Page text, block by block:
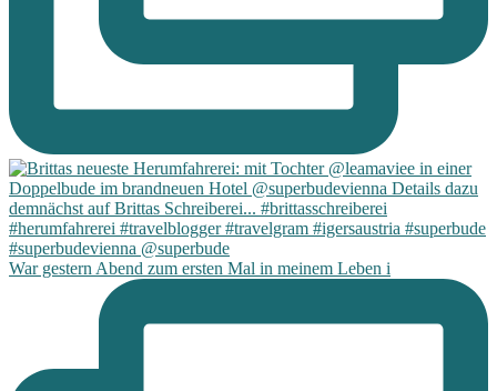
War gestern Abend zum ersten Mal in meinem Leben i